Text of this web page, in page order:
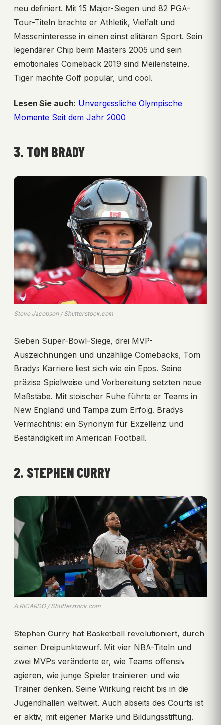
neu definiert. Mit 15 Major-Siegen und 82 PGA-
Tour-Titeln brachte er Athletik, Vielfalt und
Masseninteresse in einen einst elitären Sport. Sein
legendärer Chip beim Masters 2005 und sein
emotionales Comeback 2019 sind Meilensteine.
Tiger machte Golf populär, und cool.
Lesen Sie auch: Unvergessliche Olympische
Momente Seit dem Jahr 2000
3. TOM BRADY
Steve Jacobson / Shutterstock.com
Sieben Super-Bowl-Siege, drei MVP-
Auszeichnungen und unzählige Comebacks, Tom
Bradys Karriere liest sich wie ein Epos. Seine
präzise Spielweise und Vorbereitung setzten neue
Maßstäbe. Mit stoischer Ruhe führte er Teams in
New England und Tampa zum Erfolg. Bradys
Vermächtnis: ein Synonym für Exzellenz und
Beständigkeit im American Football.
2. STEPHEN CURRY
A.RICARDO / Shutterstock.com
Stephen Curry hat Basketball revolutioniert, durch
seinen Dreipunktewurf. Mit vier NBA-Titeln und
zwei MVPs veränderte er, wie Teams offensiv
agieren, wie junge Spieler trainieren und wie
Trainer denken. Seine Wirkung reicht bis in die
Jugendhallen weltweit. Auch abseits des Courts ist
er aktiv, mit eigener Marke und Bildungsstiftung.